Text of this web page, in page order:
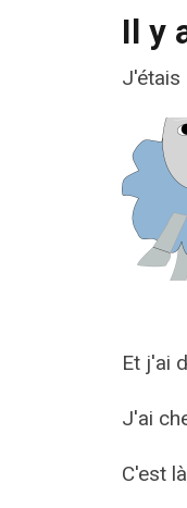
Il y
J'étais
Et j'ai
J'ai
C'est